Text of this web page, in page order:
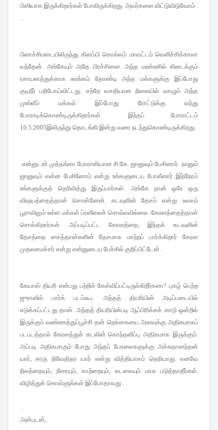
பிஸியாக இருக்கிறார்கள் போலிருக்கிறது அவர்களை விட்டுவிடுவோம்
பிளாச்சிமடையிலிருந்து கிளம்பி கொல்லம் மாவட்டம் வெளிச்சிக்காலா
வந்தேன்
அங்கேயும் அதே பிரச்சினை .அந்த மண்ணில் கிடைக்கும்
ரசாயனத்துக்காக சுரங்கம் தோண்டி அந்த மக்களுக்கு இப்போது
குடிநீர் பறிபோய்விட்டது
சற்றே வசதியான நிலையில் வாழும் அந்த
முஸ்லீம் மக்கள் இப்போது ரோட்டுக்கு வந்து
போராடிக்கொண்டிருக்கிறார்கள்
இந்தப் போராட்டம்
10.5.2005இலிருந்து தொடங்கி இன்று வரை நடந்துகொண்டிருக்கிறது
என்னுடன் முத்தங்கா போராளியான சி .கே ஜானுவும் பேசினார் .நானும்
ஜானுவும் என்ன பேசினோம் என்று உங்களுடைய போலீஸார் இந்நேரம்
உங்களுக்குத் தெரிவித்து இருப்பார்கள்
அங்கே நான் ஒரே ஒரு
விஷயத்தைத்தான் சொன்னேன்
கடவுளின் தேசம் என்று உலகம்
பூராவிலும் உள்ள மக்கள் ப்ரஸீலைச் சொல்லவில்லை .கேரளத்தைத்தான்
சொல்கிறார்கள்
அப்படிப்பட்ட கேரளத்தை,இந்தக் கடவுளின்
தேசத்தை சைத்தான்களின் தேசமாக மாற்றப் பார்க்கிறார் கேரள
முதலமைச்சர் என்று என்னுடைய பேச்சில் குறிப்பிட்டேன்
கேயாஸ் தியரி என்பது பற்றிக் கேள்விப்பட்டிருக்கிறீர்களா?புகழ் பெற்ற
ஜுராஸிக் பார்க் படம்கூட அந்தத் தியரியின் அடிப்படையில்
எடுக்கப்பட்டது தான் அந்தத் தியரியின்படி ஆப்பிரிக்கக் காடு ஒன்றில்
இருக்கும் வண்ணத்துப்பூச்சி தன் றெக்கையை அளவுக்கு அதிகமாகப்
படபடத்தால் கேரளத்துக் கடலின் கொந்தளிப்பு அதிகமாக இருக்கும்
அப்படி அதிகமாகும் போது அந்தப் பேரலைகளுக்கு அச்சுதானந்தன்
யார் ,சாரு நிவேதிதா யார் என்று வித்தியாசம் தெரியாது.எனவே
நிலத்தையும்
நீரையும் காற்றையும் கடலையும் மாசு படுத்தாதீர்கள்
விழித்துக் கொள்ளுங்கள் இப்போதாவது
அன்புடன்